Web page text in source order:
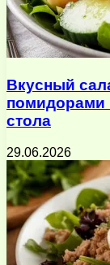
Вкусный
помидорами
стола
29.06.2026